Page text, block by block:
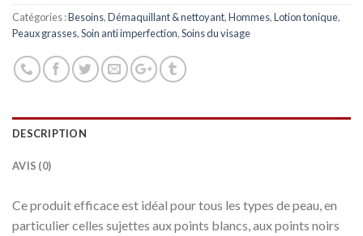
Catégories :Besoins,Démaquillant & nettoyant,Hommes,Lotion tonique,
Peaux grasses,Soin anti imperfection,Soins du visage
DESCRIPTION
AVIS (0)
Ce produit efficace est idéal pour tous les types de peau, en
particulier celles sujettes aux points blancs, aux points noirs